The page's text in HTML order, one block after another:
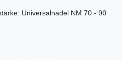
Universalnadel NM 70 - 90